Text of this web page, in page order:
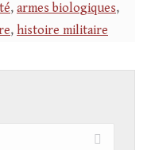
, armes biologiques,
, histoire militaire